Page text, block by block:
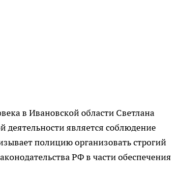
в Ивановской области Светлана
деятельности является соблюдение
полицию организовать строгий
РФ в части обеспечения